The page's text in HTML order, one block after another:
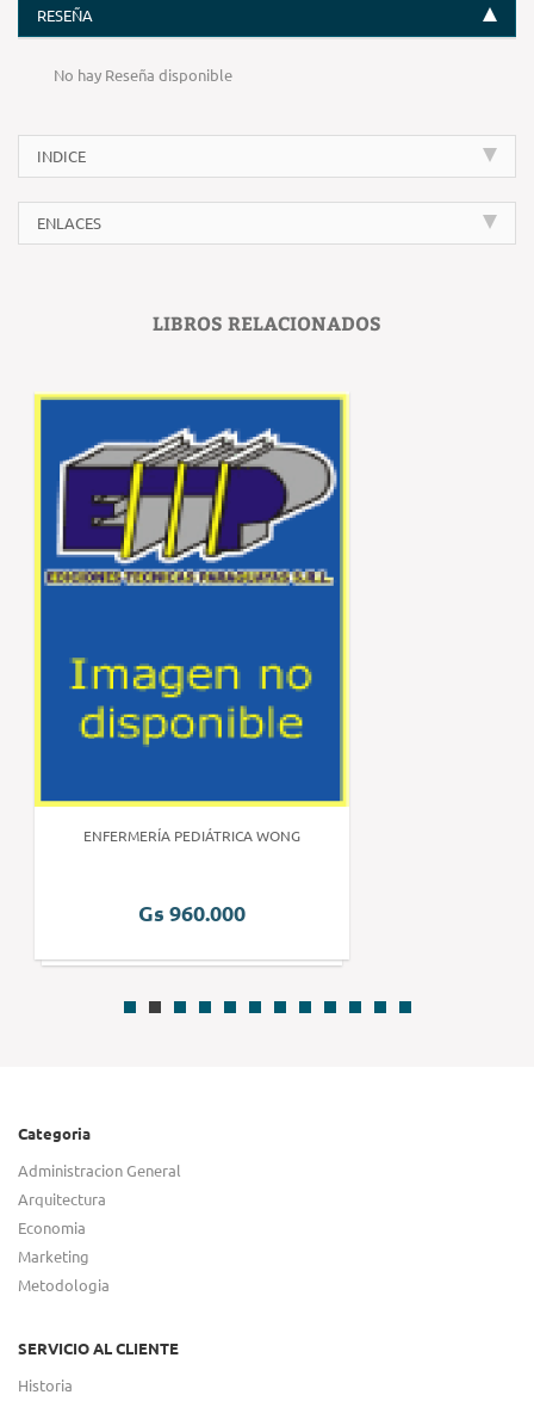
RESEÑA
No hay Reseña disponible
INDICE
ENLACES
LIBROS RELACIONADOS
ENFERMERÍA PEDIÁTRICA WONG
Gs 960.000
Categoria
Administracion General
Arquitectura
Economia
Marketing
Metodologia
SERVICIO AL CLIENTE
Historia